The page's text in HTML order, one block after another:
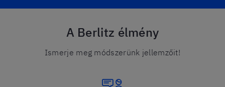
A Berlitz élmény
Ismerje meg módszerünk jellemzőit!